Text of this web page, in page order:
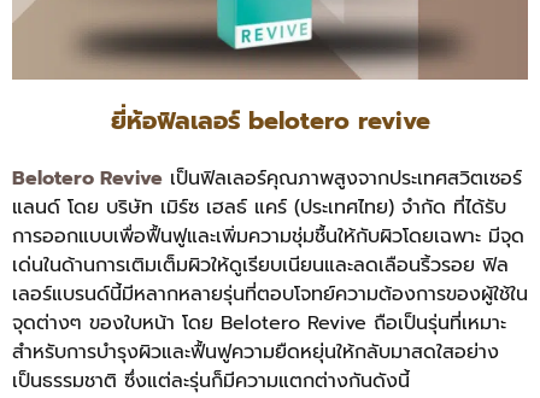
ยี่ห้อฟิลเลอร์ belotero revive
Belotero Revive เป็นฟิลเลอร์คุณภาพสูงจากประเทศสวิตเซอร์
แลนด์ โดย บริษัท เมิร์ซ เฮลธ์ แคร์ (ประเทศไทย) จำกัด ที่ได้รับ
การออกแบบเพื่อฟื้นฟูและเพิ่มความชุ่มชื้นให้กับผิวโดยเฉพาะ มีจุด
เด่นในด้านการเติมเต็มผิวให้ดูเรียบเนียนและลดเลือนริ้วรอย ฟิล
เลอร์แบรนด์นี้มีหลากหลายรุ่นที่ตอบโจทย์ความต้องการของผู้ใช้ใน
จุดต่างๆ ของใบหน้า โดย Belotero Revive ถือเป็นรุ่นที่เหมาะ
สำหรับการบำรุงผิวและฟื้นฟูความยืดหยุ่นให้กลับมาสดใสอย่าง
เป็นธรรมชาติ ซึ่งแต่ละรุ่นก็มีความแตกต่างกันดังนี้